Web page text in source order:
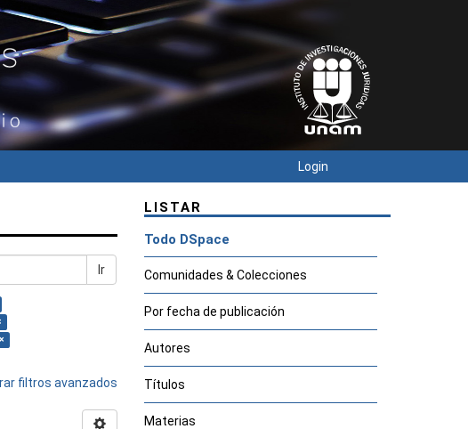
Login
Ir
filtros avanzados
LISTAR
Todo DSpace
Comunidades & Colecciones
Por fecha de publicación
Autores
Títulos
Materias